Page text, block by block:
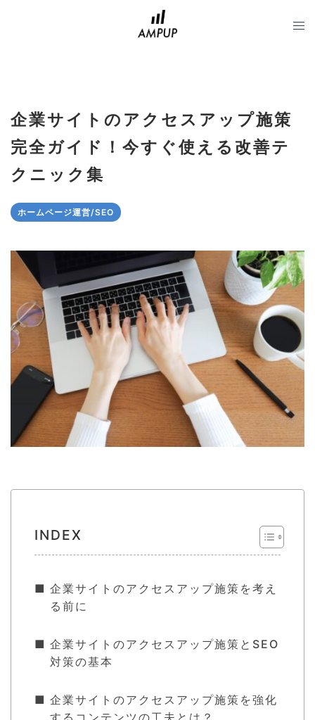
企業サイトのアクセスアップ施策
完全ガイド！今すぐ使える改善テ
クニック集
ホームページ運営/SEO
INDEX
企業サイトのアクセスアップ施策を考え
る前に
企業サイトのアクセスアップ施策とSEO
対策の基本
企業サイトのアクセスアップ施策を強化
するコンテンツの工夫とは？